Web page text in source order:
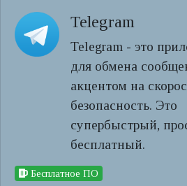
Telegram
Telegram - это
для обмена
акцентом на
безопасность. Это
супербыстрый,
бесплатный.
Бесплатное ПО